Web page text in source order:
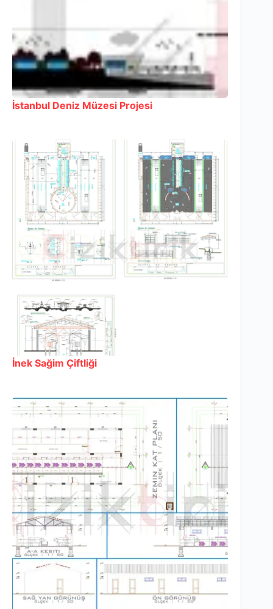
İstanbul Deniz Müzesi Projesi
İnek Sağim Çiftliği